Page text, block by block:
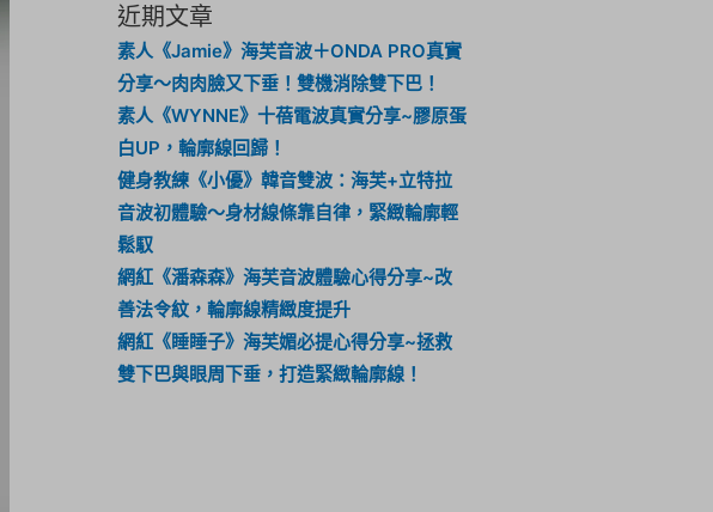
近期文章
素人《Jamie》海芙音波＋ONDA PRO真實
分享～肉肉臉又下垂！雙機消除雙下巴！
素人《WYNNE》十蓓電波真實分享~膠原蛋
白UP，輪廓線回歸！
健身教練《小優》韓音雙波：海芙+立特拉
音波初體驗～身材線條靠自律，緊緻輪廓輕
鬆馭
網紅《潘森森》海芙音波體驗心得分享~改
善法令紋，輪廓線精緻度提升
網紅《睡睡子》海芙媚必提心得分享~拯救
雙下巴與眼周下垂，打造緊緻輪廓線！